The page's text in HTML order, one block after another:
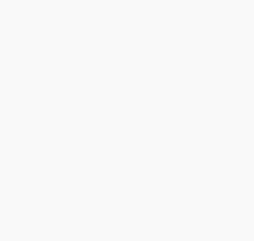
para alunos de diferentes
concursos públicos, aulas